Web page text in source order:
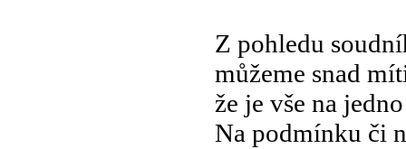
Z pohledu
můžeme snad
že je vše na
Na podmínku či